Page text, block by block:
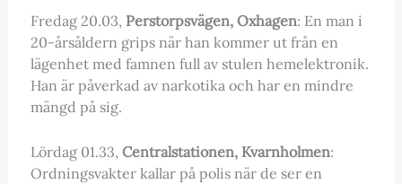
Fredag 20.03, Perstorpsvägen, Oxhagen: En man i
20-årsåldern grips när han kommer ut från en
lägenhet med famnen full av stulen hemelektronik.
Han är påverkad av narkotika och har en mindre
mängd på sig.
Lördag 01.33, Centralstationen, Kvarnholmen:
Ordningsvakter kallar på polis när de ser en